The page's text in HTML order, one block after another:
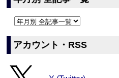
アカウント・RSS